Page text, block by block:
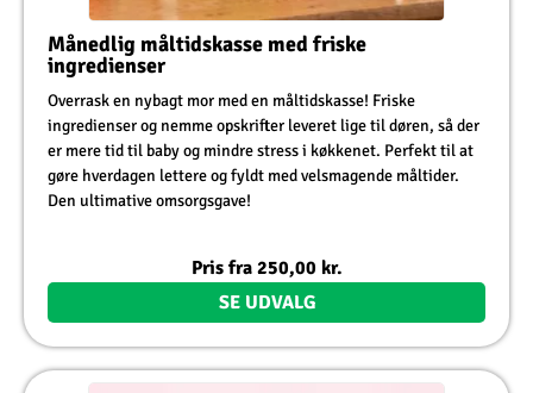
Månedlig måltidskasse med friske
ingredienser
Overrask en nybagt mor med en måltidskasse! Friske
ingredienser og nemme opskrifter leveret lige til døren, så der
er mere tid til baby og mindre stress i køkkenet. Perfekt til at
gøre hverdagen lettere og fyldt med velsmagende måltider.
Den ultimative omsorgsgave!
Pris fra 250,00 kr.
SE UDVALG